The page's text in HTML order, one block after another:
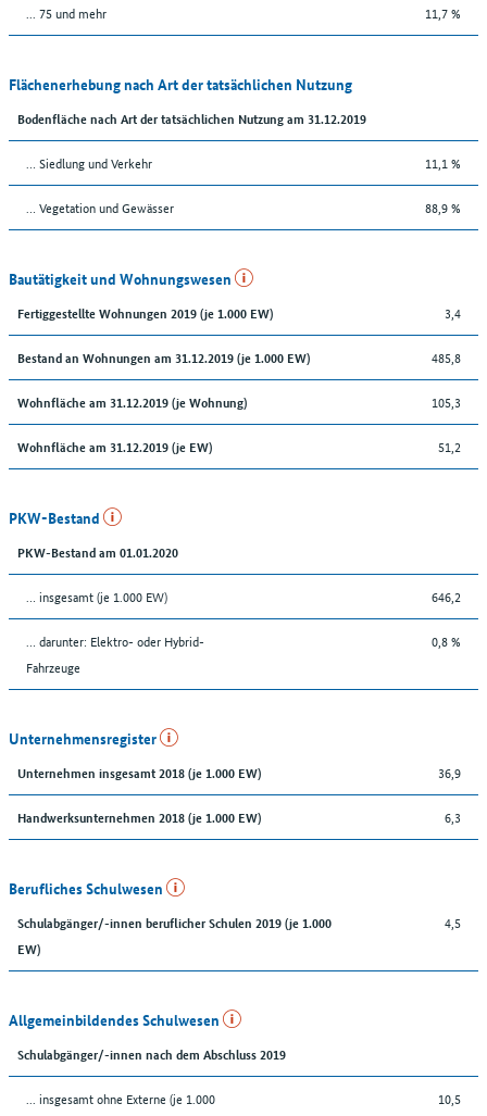
... 75 und mehr 11,7 %
Flächenerhebung nach Art der tatsächlichen Nutzung
Bodenfläche nach Art der tatsächlichen Nutzung am 31.12.2019
… Siedlung und Verkehr 11,1 %
… Vegetation und Gewässer 88,9 %
Bautätigkeit und Wohnungswesen
Fertiggestellte Wohnungen 2019 (je 1.000 EW) 3,4
Bestand an Wohnungen am 31.12.2019 (je 1.000 EW) 485,8
Wohnfläche am 31.12.2019 (je Wohnung) 105,3
Wohnfläche am 31.12.2019 (je EW) 51,2
PKW-Bestand
PKW-Bestand am 01.01.2020
… insgesamt (je 1.000 EW) 646,2
… darunter: Elektro- oder Hybrid-
Fahrzeuge
0,8 %
Unternehmensregister
Unternehmen insgesamt 2018 (je 1.000 EW) 36,9
Handwerksunternehmen 2018 (je 1.000 EW) 6,3
Berufliches Schulwesen
Schulabgänger/-innen beruflicher Schulen 2019 (je 1.000
EW)
4,5
Allgemeinbildendes Schulwesen
Schulabgänger/-innen nach dem Abschluss 2019
... insgesamt ohne Externe (je 1.000
10,5